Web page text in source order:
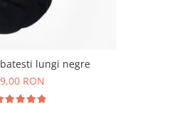
lungi negre
RON